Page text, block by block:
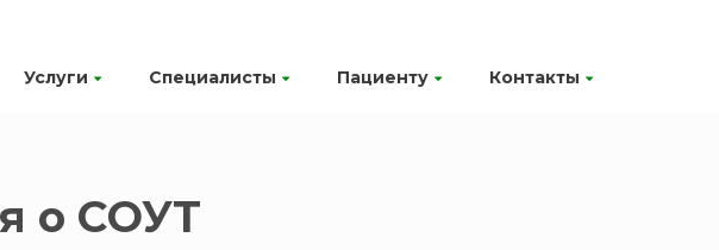
Услуги Специалисты Пациенту Контакты
о СОУТ